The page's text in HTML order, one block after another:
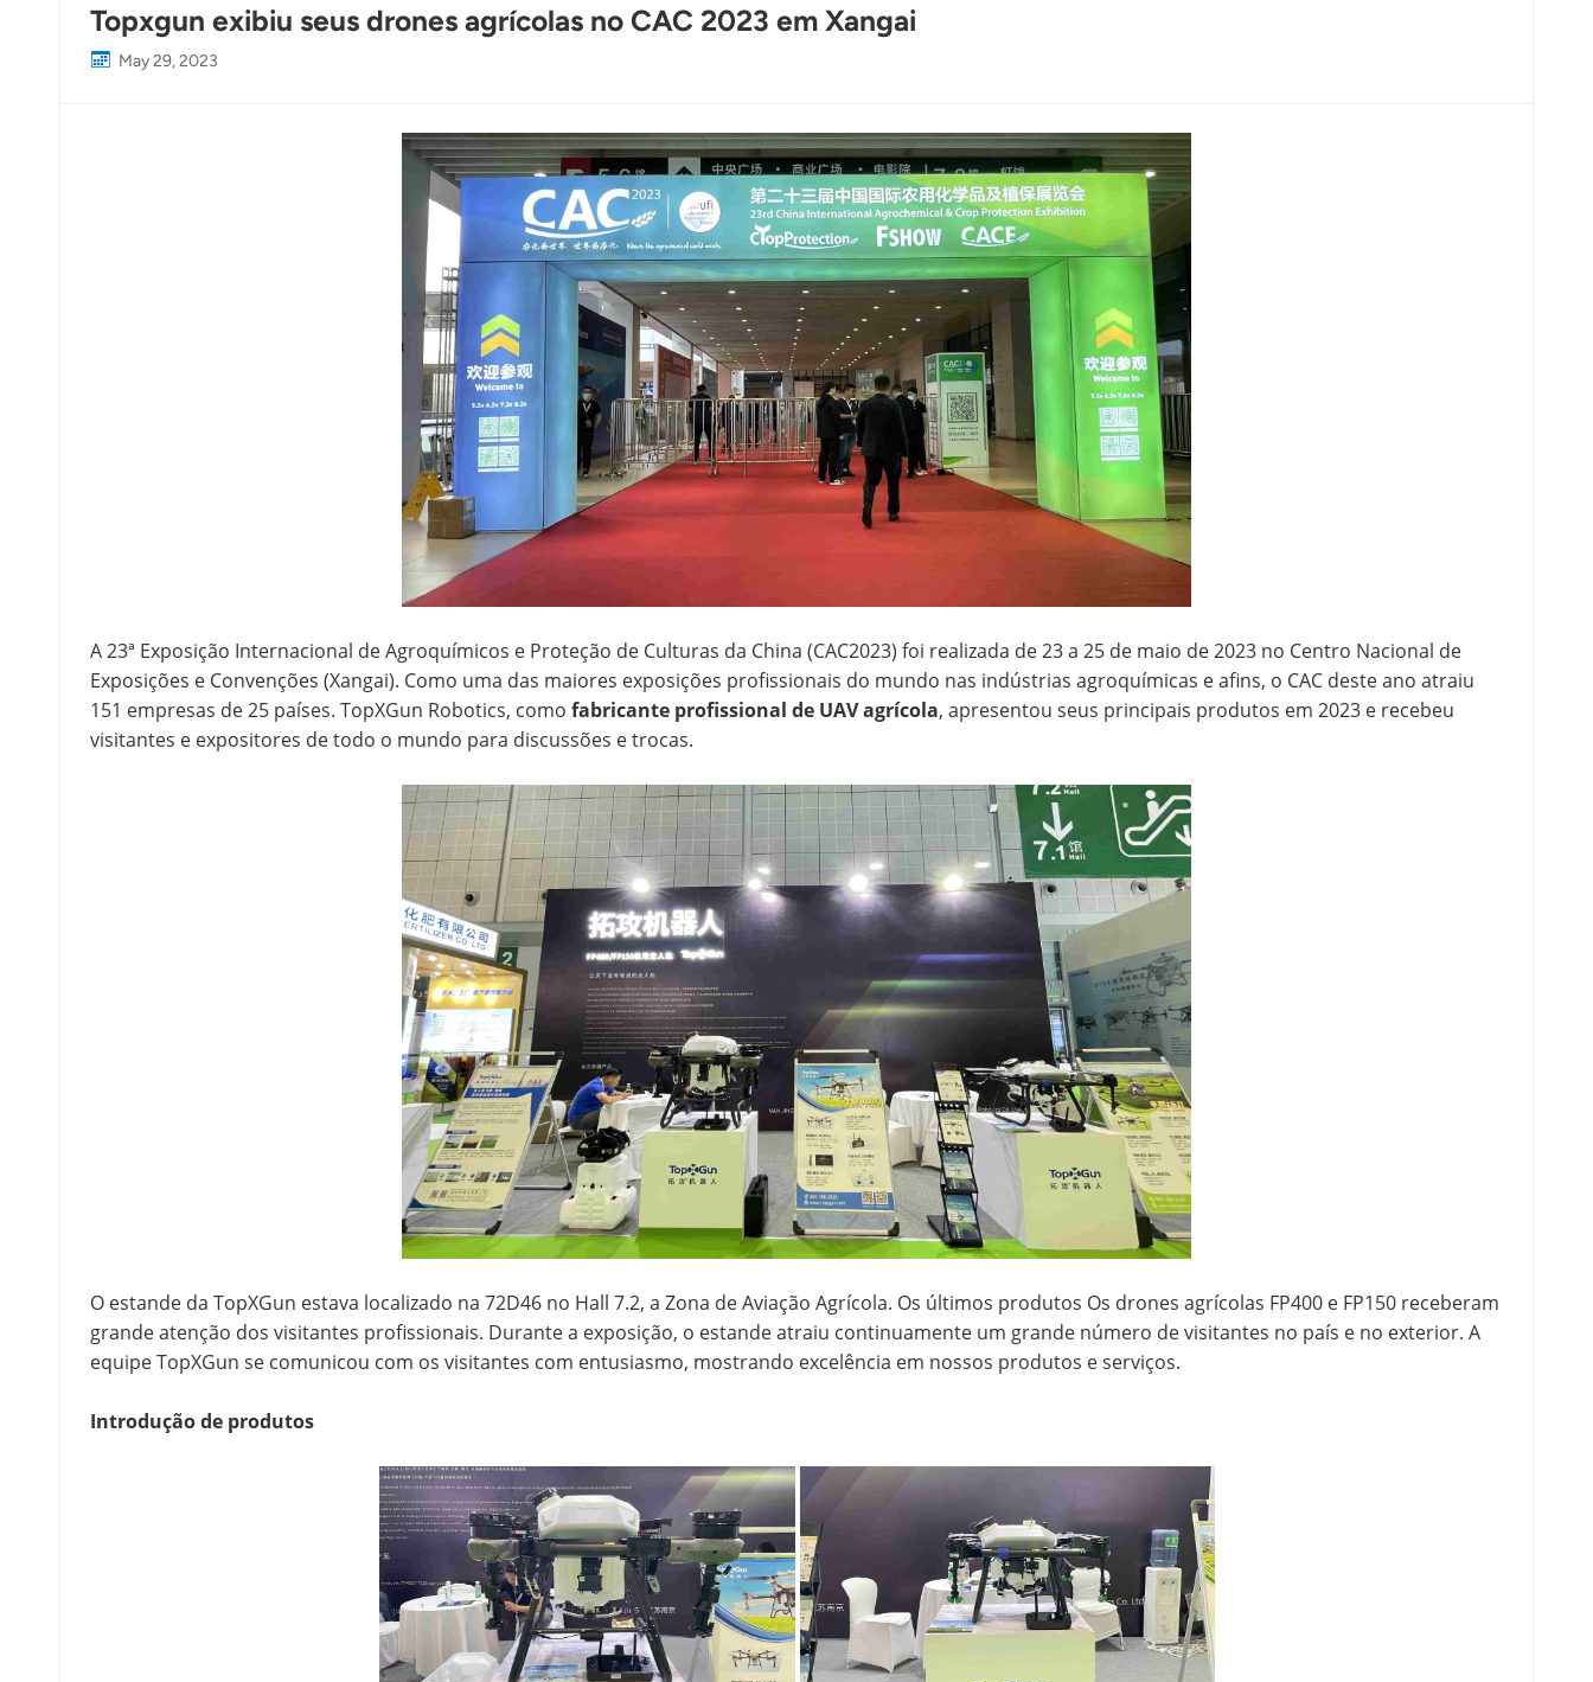
Topxgun exibiu seus drones agrícolas no CAC 2023 em Xangai
May 29, 2023
A 23ª Exposição Internacional de Agroquímicos e Proteção de Culturas da China (CAC2023) foi realizada de 23 a 25 de maio de 2023 no Centro Nacional de
Exposições e Convenções (Xangai). Como uma das maiores exposições profissionais do mundo nas indústrias agroquímicas e afins, o CAC deste ano atraiu
151 empresas de 25 países. TopXGun Robotics, como fabricante profissional de UAV agrícola, apresentou seus principais produtos em 2023 e recebeu
visitantes e expositores de todo o mundo para discussões e trocas.
O estande da TopXGun estava localizado na 72D46 no Hall 7.2, a Zona de Aviação Agrícola. Os últimos produtos Os drones agrícolas FP400 e FP150 receberam
grande atenção dos visitantes profissionais. Durante a exposição, o estande atraiu continuamente um grande número de visitantes no país e no exterior. A
equipe TopXGun se comunicou com os visitantes com entusiasmo, mostrando excelência em nossos produtos e serviços.
Introdução de produtos